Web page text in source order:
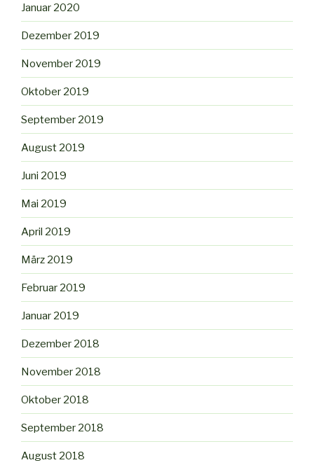
Januar 2020
Dezember 2019
November 2019
Oktober 2019
September 2019
August 2019
Juni 2019
Mai 2019
April 2019
März 2019
Februar 2019
Januar 2019
Dezember 2018
November 2018
Oktober 2018
September 2018
August 2018